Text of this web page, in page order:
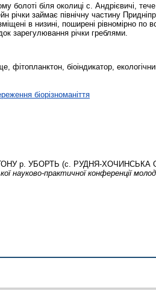
біля околиці с. Андрієвичі, тече
займає північну частину
в низині, поширені рівномірно по
зарегулювання річки греблями.
біоіндикатор,
біорізноманіття
р. УБОРТЬ (с. РУДНЯ-ХОЧИНСЬКА
науково-практичної конференції